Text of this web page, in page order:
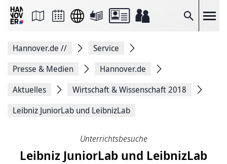
Suche
Seite
Facebook
teilen
Seitenlink
Seite
Hannover.de //
Service
Presse & Medien
Hannover.de
Aktuelles
Wirtschaft & Wissenschaft 2018
Leibniz JuniorLab und LeibnizLab
Unterrichtsbesuche
Leibniz JuniorLab und LeibnizLab